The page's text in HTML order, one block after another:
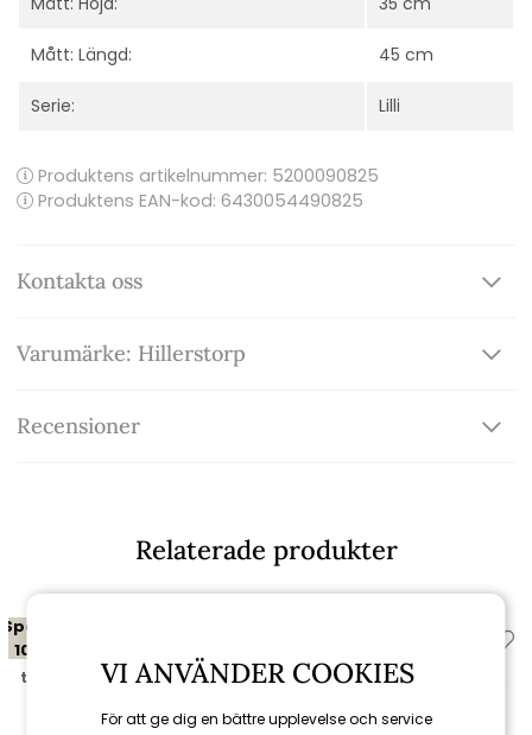
Mått: Längd: 45 cm
Serie: Lilli
Produktens artikelnummer: 5200090825
Produktens EAN-kod: 6430054490825
Kontakta oss
Varumärke: Hillerstorp
Recensioner
Relaterade produkter
Spara
10%
till 16/8 till 16/8
VI ANVÄNDER COOKIES
För att ge dig en bättre upplevelse och service